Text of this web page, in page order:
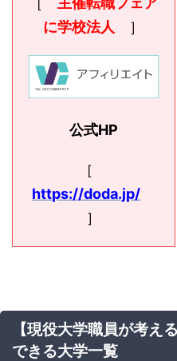
に学校法人 ］
公式HP
［
https://doda.jp/
］
【現役大学職員が考え
できる大学一覧